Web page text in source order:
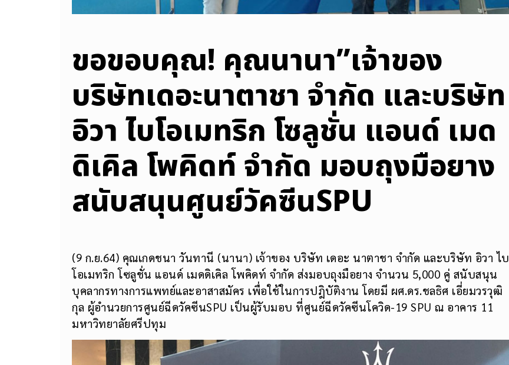
ขอขอบคุณ! คุณนานา”เจ้าของ
บริษัทเดอะนาตาชา จำกัด และบริษัท
อิวา ไบโอเมทริก โซลูชั่น แอนด์ เมด
ดิเคิล โพคิดท์ จำกัด มอบถุงมือยาง
สนับสนุนศูนย์วัคซีนSPU
(9 ก.ย.64) คุณเกดชนา วันทานี (นานา) เจ้าของ บริษัท เดอะ นาตาชา จำกัด และบริษัท อิวา ไบ
โอเมทริก โซลูชั่น แอนด์ เมดดิเคิล โพคิดท์ จำกัด ส่งมอบถุงมือยาง จำนวน 5,000 คู่ สนับสนุน
บุคลากรทางการแพทย์และอาสาสมัคร เพื่อใช้ในการปฎิบัติงาน โดยมี ผศ.ดร.ชลธิศ เอี่ยมวรวุฒิ
กุล ผู้อำนวยการศูนย์ฉีดวัคซีนSPU เป็นผู้รับมอบ ที่ศูนย์ฉีดวัคซีนโควิด-19 SPU ณ อาคาร 11
มหาวิทยาลัยศรีปทุม